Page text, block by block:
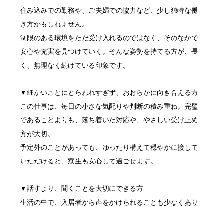
住み込みでの勤務や、ご夫婦での協力など、少し独特な働
き方かもしれません。
制限のある環境をただ受け入れるのではなく、そのなかで
安心や充実を見つけていく。そんな姿勢を持てる方が、長
く、無理なく続けている印象です。
▼細かいことにとらわれすぎず、おおらかに向き合える方
この仕事は、毎日の小さな気配りや判断の積み重ね。完璧
であることよりも、落ち着いた対応や、やさしい受け止め
方が大切。
予定外のことがあっても、ゆったり構えて穏やかに接して
いただけると、寮生も安心して過ごせます。
▼話すより、聞くことを大切にできる方
生活の中で、入居者から声をかけられることも少なくあり